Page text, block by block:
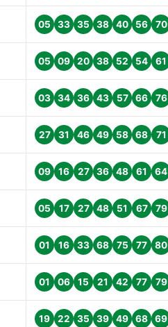
05 33 35 38 40 56 70
05 09 20 38 52 54 61
03 34 36 43 57 66 76
27 31 46 49 58 68 71
09 16 27 36 48 61 64
05 17 27 48 51 67 79
01 16 33 68 75 77 80
01 06 15 21 42 77 79
19 22 35 39 49 68 69